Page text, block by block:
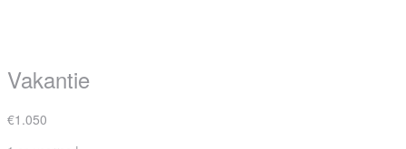
Vakantie
€1.050